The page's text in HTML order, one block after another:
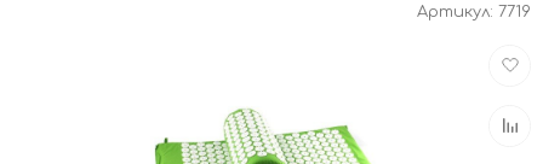
Артикул: 7719